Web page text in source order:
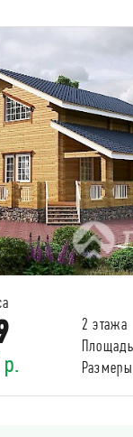
2 этажа